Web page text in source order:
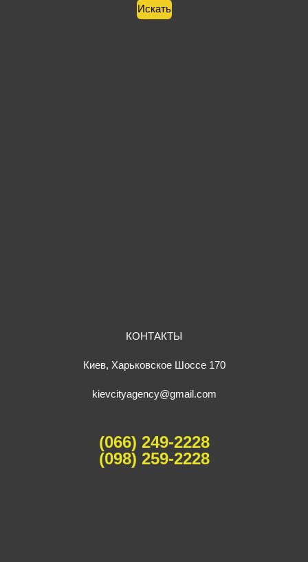
КОНТАКТЫ
Киев, Харьковское Шоссе 170
kievcityagency@gmail.com
(066) 249-2228
(098) 259-2228